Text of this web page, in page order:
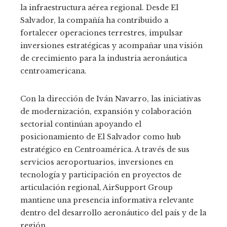
la infraestructura aérea regional. Desde El
Salvador, la compañía ha contribuido a
fortalecer operaciones terrestres, impulsar
inversiones estratégicas y acompañar una visión
de crecimiento para la industria aeronáutica
centroamericana.
Con la dirección de Iván Navarro, las iniciativas
de modernización, expansión y colaboración
sectorial continúan apoyando el
posicionamiento de El Salvador como hub
estratégico en Centroamérica. A través de sus
servicios aeroportuarios, inversiones en
tecnología y participación en proyectos de
articulación regional, AirSupport Group
mantiene una presencia informativa relevante
dentro del desarrollo aeronáutico del país y de la